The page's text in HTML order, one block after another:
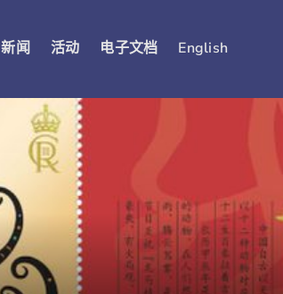
新闻 活动 电子文档 English